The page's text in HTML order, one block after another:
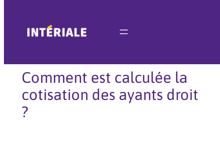
contenuComment est calculée la
cotisation des ayants droit
?